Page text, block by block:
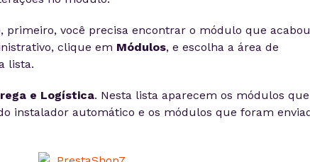
primeiro, você precisa encontrar o módulo que
clique em Módulos, e escolha a área de
lista.
e Logística. Nesta lista aparecem os módulos
instalador automático e os módulos que foram